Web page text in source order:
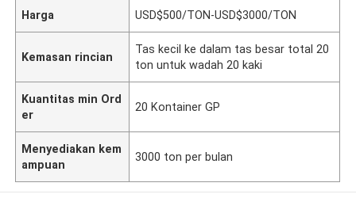
Harga USD$500/TON-USD$3000/TON
Kemasan rincian
Tas kecil ke dalam tas besar total 20
ton untuk wadah 20 kaki
Kuantitas min Ord
er
20 Kontainer GP
Menyediakan kem
ampuan
3000 ton per bulan